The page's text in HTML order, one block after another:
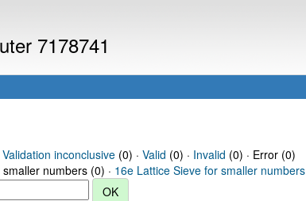
7178741
Validation inconclusive(0) · Valid (0) · Invalid (0) · Error (0)
numbers (0) · 16e Lattice Sieve for smaller numbers